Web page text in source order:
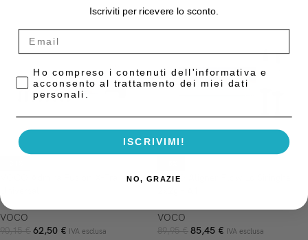
VOCO
90,15€ 62,50 € IVA esclusa
VOCO Aligner Flow Lc Siringhe
VOCO
89,95€ 85,45 € IVA esclusa
Iscriviti per ricevere lo sconto.
Privacy Policy
Ho compreso i contenuti dell'informativa e
acconsento al trattamento dei miei dati
personali.
ISCRIVIMI!
NO, GRAZIE